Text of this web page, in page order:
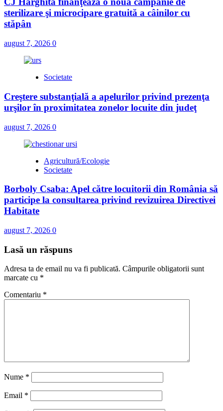
sterilizare şi microcipare gratuită a câinilor cu
stăpân
august 7, 2026 0
Societate
Creştere substanţială a apelurilor privind prezenţa
urşilor în proximitatea zonelor locuite din judeţ
august 7, 2026 0
Agricultură/Ecologie
Societate
Borboly Csaba: Apel către locuitorii din România să
participe la consultarea privind revizuirea Directivei
Habitate
august 7, 2026 0
Lasă un răspuns
Adresa ta de email nu va fi publicată. Câmpurile obligatorii sunt
marcate cu *
Comentariu *
Nume *
Email *